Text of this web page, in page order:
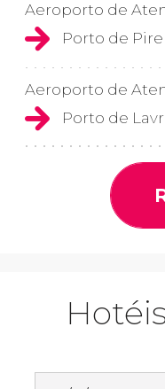
Aeroporto de
Porto de
Aeroporto de
Porto de